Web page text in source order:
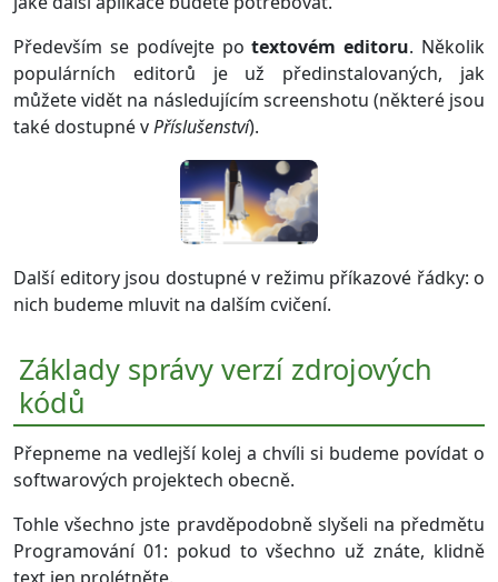
Především se podívejte potextovém editoru. Několik
populárních editorů je už předinstalovaných, jak
můžete vidět na následujícím screenshotu (některé jsou
také dostupné vPříslušenství).
Další editory jsou dostupné v režimu příkazové řádky: o
nich budeme mluvit na dalším cvičení.
Základy správy verzí zdrojových
kódů
Přepneme na vedlejší kolej a chvíli si budeme povídat o
softwarových projektech obecně.
Tohle všechno jste pravděpodobně slyšeli na předmětu
Programování 01: pokud to všechno už znáte, klidně